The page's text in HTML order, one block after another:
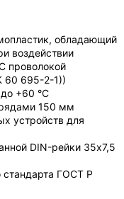
обладающий
воздействии
проволокой
60 695-2-1))
+60 °С
150 мм
устройств для
DIN-рейки 35х7,5
стандарта ГОСТ Р